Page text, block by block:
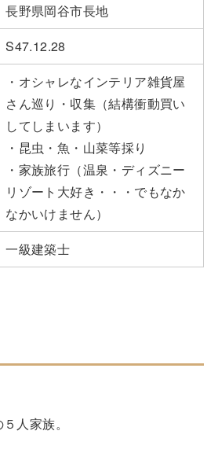
長野県岡谷市長地
S47.12.28
・オシャレなインテリア雑貨屋
さん巡り・収集（結構衝動買い
してしまいます）
・昆虫・魚・山菜等採り
・家族旅行（温泉・ディズニー
リゾート大好き・・・でもなか
なかいけません）
一級建築士
人家族。